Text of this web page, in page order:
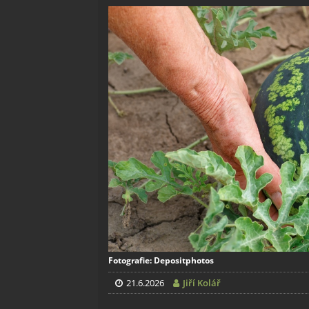
Fotografie: Depositphotos
21.6.2026 Jiří Kolář